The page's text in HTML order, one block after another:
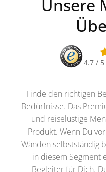
Unsere
4.7 /
Finde den richtigen
Bedürfnisse. Das
und reiselustige
Produkt. Wenn Du
Wänden selbstständig
in diesem Segment
Begleiter für Dich.